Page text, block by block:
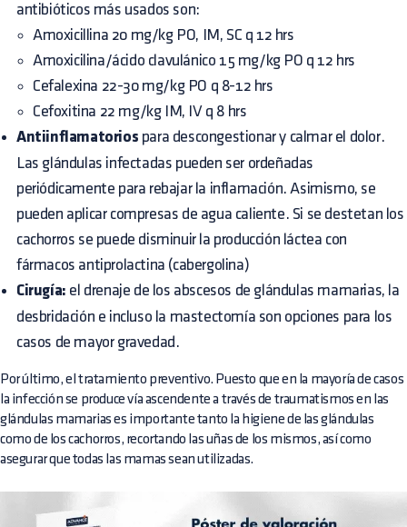
antibióticos más usados son:
Amoxicillina 20 mg/kg PO, IM, SC q 12 hrs
Amoxicilina/ácido clavulánico 15 mg/kg PO q 12 hrs
Cefalexina 22-30 mg/kg PO q 8-12 hrs
Cefoxitina 22 mg/kg IM, IV q 8 hrs
Antiinflamatorios para descongestionar y calmar el dolor.
Las glándulas infectadas pueden ser ordeñadas
periódicamente para rebajar la inflamación. Asimismo, se
pueden aplicar compresas de agua caliente. Si se destetan los
cachorros se puede disminuir la producción láctea con
fármacos antiprolactina (cabergolina)
Cirugía: el drenaje de los abscesos de glándulas mamarias, la
desbridación e incluso la mastectomía son opciones para los
casos de mayor gravedad.
Por último, el tratamiento preventivo. Puesto que en la mayoría de casos
la infección se produce vía ascendente a través de traumatismos en las
glándulas mamarias es importante tanto la higiene de las glándulas
como de los cachorros, recortando las uñas de los mismos, así como
asegurar que todas las mamas sean utilizadas.